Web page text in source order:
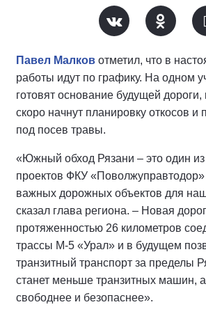
Павел Малков отметил, что в
работы идут по графику. На одном
готовят основание будущей дороги,
скоро начнут планировку откосов и
под посев травы.
«Южный обход Рязани – это один
проектов ФКУ
важных дорожных объектов для
сказал глава региона. – Новая
протяженностью 26 километров
трассы М-5 «Урал» и в будущем
транзитный транспорт за пределы
станет меньше транзитных машин,
свободнее и безопаснее».